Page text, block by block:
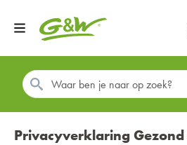
Privacyverklaring Gezond